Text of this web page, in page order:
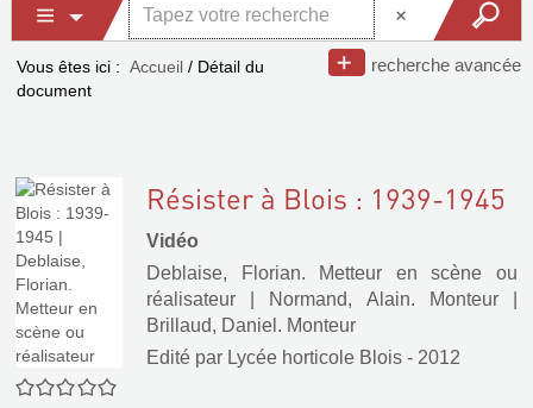
recherche avancée
Vous êtes ici : Accueil / Détail du
document
0/5
Résister à Blois : 1939-1945
Vidéo
Deblaise, Florian. Metteur en scène ou
réalisateur
Normand, Alain. Monteur|
Brillaud, Daniel. Monteur
Edité par Lycée horticole Blois - 2012